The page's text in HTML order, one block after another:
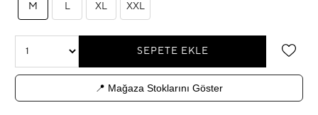
M XL XXL
📍 Mağaza Stoklarını Göster